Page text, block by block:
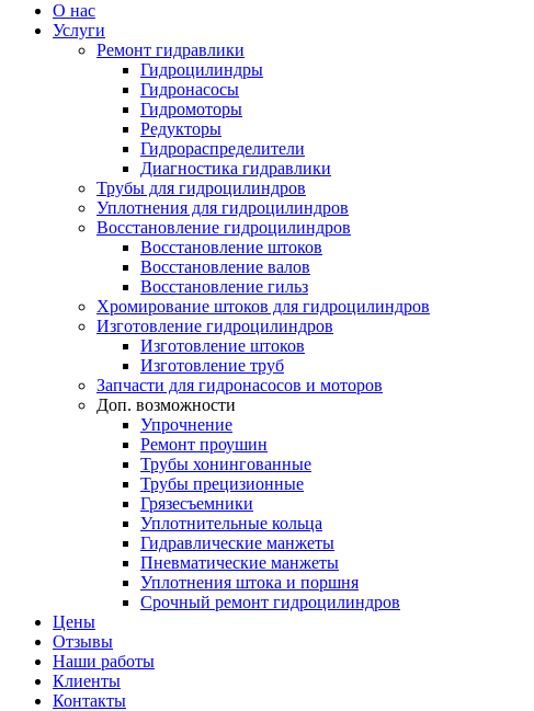
О нас
Услуги
Ремонт гидравлики
Гидроцилиндры
Гидронасосы
Гидромоторы
Редукторы
Гидрораспределители
Диагностика гидравлики
Трубы для гидроцилиндров
Уплотнения для гидроцилиндров
Восстановление гидроцилиндров
Восстановление штоков
Восстановление валов
Восстановление гильз
Хромирование штоков для гидроцилиндров
Изготовление гидроцилиндров
Изготовление штоков
Изготовление труб
Запчасти для гидронасосов и моторов
Доп. возможности
Упрочнение
Ремонт проушин
Трубы хонингованные
Трубы прецизионные
Грязесъемники
Уплотнительные кольца
Гидравлические манжеты
Пневматические манжеты
Уплотнения штока и поршня
Срочный ремонт гидроцилиндров
Цены
Отзывы
Наши работы
Клиенты
Контакты